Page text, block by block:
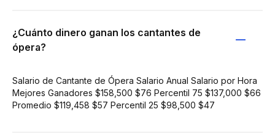
¿Cuánto dinero ganan los cantantes de
ópera?
Salario de Cantante de Ópera Salario Anual Salario por Hora
Mejores Ganadores $158,500 $76 Percentil 75 $137,000 $66
Promedio $119,458 $57 Percentil 25 $98,500 $47